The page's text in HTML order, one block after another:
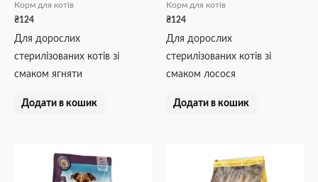
Корм для котів
₴124
Для дорослих
стерилізованих котів зі
смаком ягняти
Додати в кошик
Корм для котів
₴124
Для дорослих
стерилізованих котів зі
смаком лосося
Додати в кошик